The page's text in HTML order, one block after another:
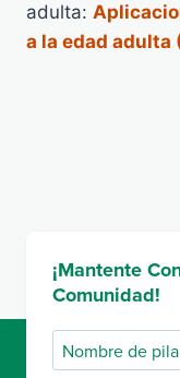
adulta:
a la edad adulta
¡Mantente
Comunidad!
Nombre
de